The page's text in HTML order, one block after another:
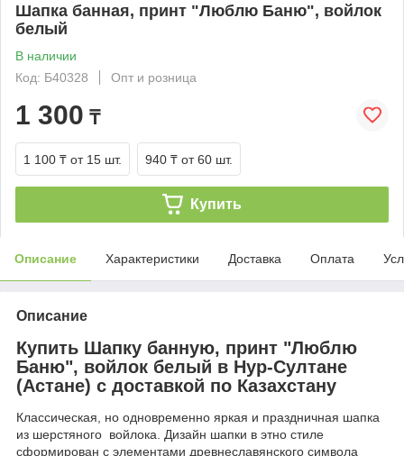
Шапка банная, принт "Люблю Баню", войлок
белый
В наличии
Код: Б40328
Опт и розница
1 300 ₸
1 100 ₸ от 15 шт. 940 ₸ от 60 шт.
Купить
Описание Характеристики Доставка Оплата
Описание
Купить Шапку банную, принт "Люблю
Баню", войлок белый в Нур-Султане
(Астане) с доставкой по Казахстану
Классическая, но одновременно яркая и праздничная шапка
из шерстяного войлока. Дизайн шапки в этно стиле
сформирован с элементами древнеславянского символа